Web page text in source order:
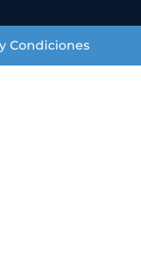
Condiciones